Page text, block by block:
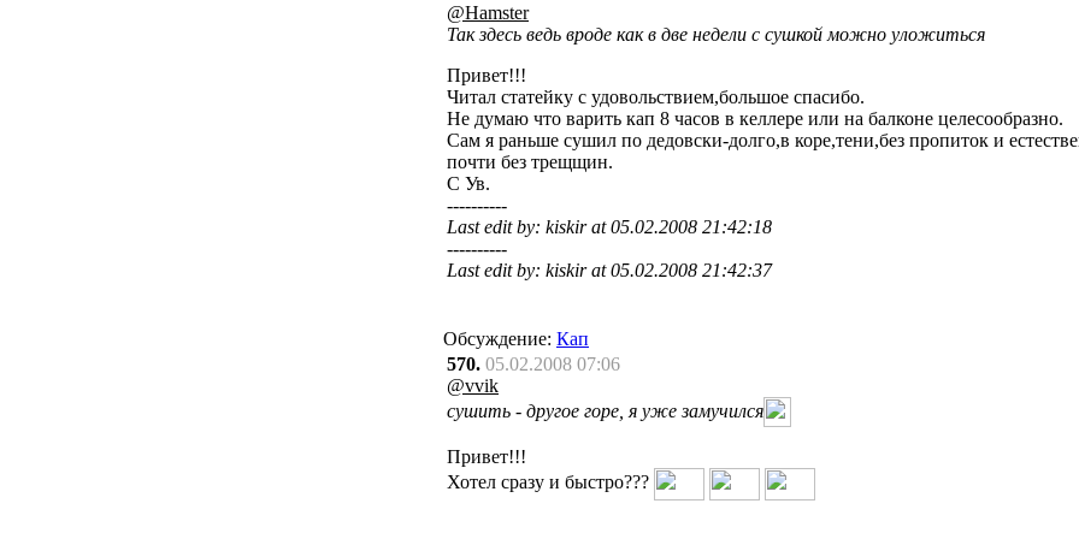
@Hamster
Так здесь ведь вроде как в две недели с сушкой можно уложиться
Привет!!!
Читал статейку с удовольствием,большое спасибо.
Не думаю что варить кап 8 часов в келлере или на балконе целесообразно.
Сам я раньше сушил по дедовски-долго,в коре,тени,без пропиток и
почти без трещщин.
С Ув.
----------
Last edit by: kiskir at 05.02.2008 21:42:18
----------
Last edit by: kiskir at 05.02.2008 21:42:37
Обсуждение: Кап
570. 05.02.2008 07:06
@vvik
сушить - другое горе, я уже замучился
Привет!!!
Хотел сразу и быстро???